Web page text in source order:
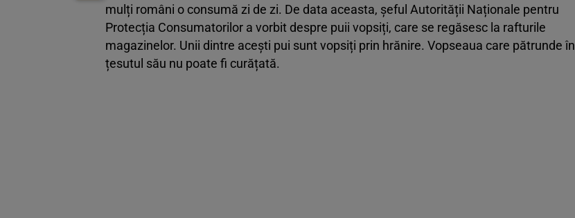
mulți români o consumă zi de zi. De data aceasta, șeful Autorității Naționale pentru
Protecția Consumatorilor a vorbit despre puii vopsiți, care se regăsesc la rafturile
magazinelor. Unii dintre acești pui sunt vopsiți prin hrănire. Vopseaua care pătrunde în
țesutul său nu poate fi curățată.